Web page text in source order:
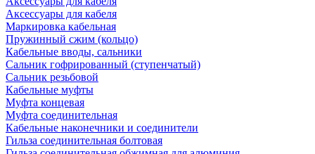
Аксессуары для кабеля
Маркировка кабельная
Пружинный сжим (кольцо)
Кабельные вводы, сальники
Сальник гофрированный (ступенчатый)
Сальник резьбовой
Кабельные муфты
Муфта концевая
Муфта соединительная
Кабельные наконечники и соединители
Гильза соединительная болтовая